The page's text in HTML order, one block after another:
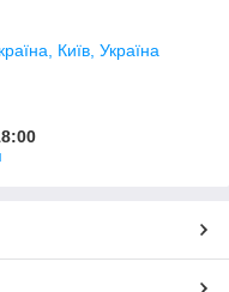
Київ, Україна